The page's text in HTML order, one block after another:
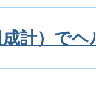
計）で